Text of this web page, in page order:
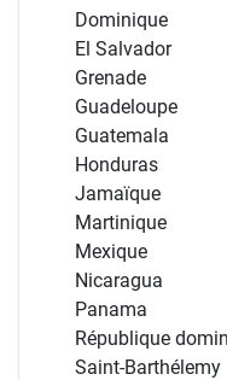
Dominique
El Salvador
Grenade
Guadeloupe
Guatemala
Honduras
Jamaïque
Martinique
Mexique
Nicaragua
Panama
République
Saint-Barthélemy